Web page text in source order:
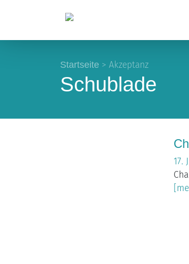
Startseite > Akzeptanz
Schublade
17.